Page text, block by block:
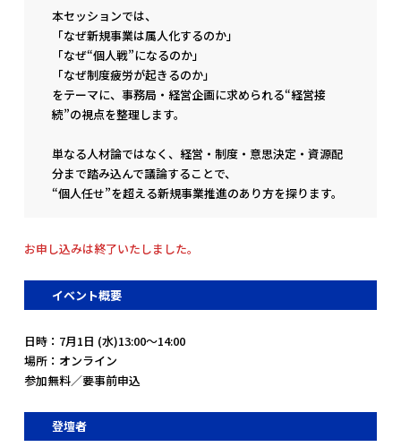
本セッションでは、
「なぜ新規事業は属人化するのか」
「なぜ“個人戦”になるのか」
「なぜ制度疲労が起きるのか」
をテーマに、事務局・経営企画に求められる“経営接
続”の視点を整理します。
単なる人材論ではなく、経営・制度・意思決定・資源配
分まで踏み込んで議論することで、
“個人任せ”を超える新規事業推進のあり方を探ります。
お申し込みは終了いたしました。
イベント概要
日時：7月1日 (水)13:00～14:00
場所：オンライン
参加無料／要事前申込
登壇者